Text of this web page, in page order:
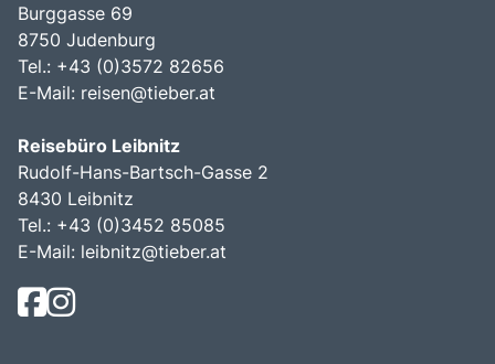
Burggasse 69
8750 Judenburg
Tel.: +43 (0)3572 82656
E-Mail: reisen@tieber.at
Reisebüro Leibnitz
Rudolf-Hans-Bartsch-Gasse 2
8430 Leibnitz
Tel.: +43 (0)3452 85085
E-Mail: leibnitz@tieber.at